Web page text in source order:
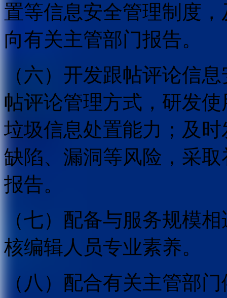
置等信息安全管理制度
向有关主管部门报告。
（六）开发跟帖评论信
帖评论管理方式，研发
垃圾信息处置能力；及
缺陷、漏洞等风险，采
报告。
（七）配备与服务规模
核编辑人员专业素养。
（八）配合有关主管部